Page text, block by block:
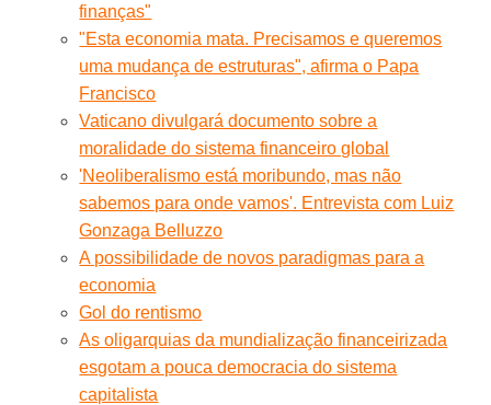
finanças"
"Esta economia mata. Precisamos e queremos
uma mudança de estruturas", afirma o Papa
Francisco
Vaticano divulgará documento sobre a
moralidade do sistema financeiro global
'Neoliberalismo está moribundo, mas não
sabemos para onde vamos'. Entrevista com Luiz
Gonzaga Belluzzo
A possibilidade de novos paradigmas para a
economia
Gol do rentismo
As oligarquias da mundialização financeirizada
esgotam a pouca democracia do sistema
capitalista